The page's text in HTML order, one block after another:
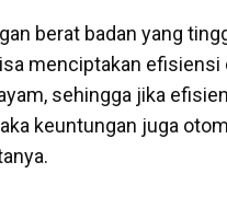
berat badan yang
menciptakan efisiensi
sehingga jika
keuntungan juga